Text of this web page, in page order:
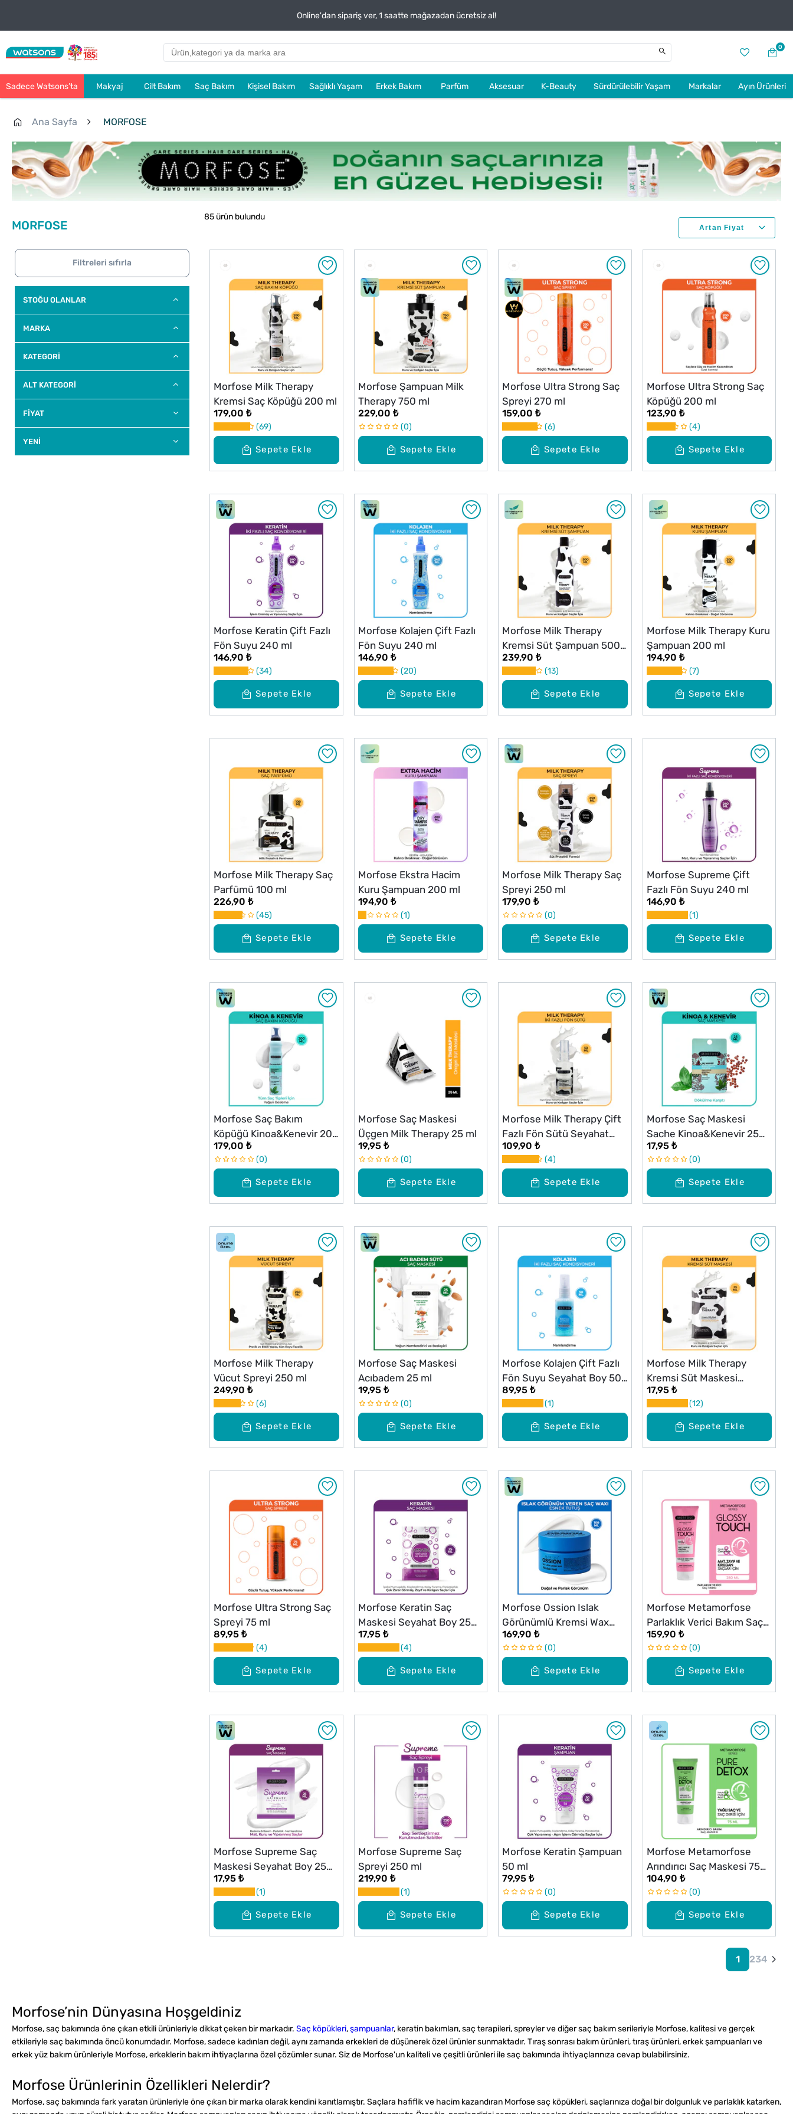
Online'dan sipariş ver, 1 saatte mağazadan ücretsiz al!
0
Sadece Watsons’ta Makyaj Cilt Bakım Saç Bakım Kişisel Bakım Sağlıklı Yaşam Erkek Bakım Parfüm Aksesuar K-Beauty Sürdürülebilir Yaşam Markalar Ayın Ürünleri
Ana Sayfa MORFOSE
MORFOSE
Filtreleri sıfırla
STOĞU OLANLAR
MARKA
KATEGORİ
ALT KATEGORI
FİYAT
YENI
85 ürün bulundu
Sepete Ekle
Morfose Milk Therapy
Kremsi Saç Köpüğü 200 ml
179,00 ₺
69
Sepete Ekle
Morfose Şampuan Milk
Therapy 750 ml
229,00 ₺
0
Sepete Ekle
Morfose Ultra Strong Saç
Spreyi 270 ml
159,00 ₺
6
Sepete Ekle
Morfose Ultra Strong Saç
Köpüğü 200 ml
123,90 ₺
4
Sepete Ekle
Morfose Keratin Çift Fazlı
Fön Suyu 240 ml
146,90 ₺
34
Sepete Ekle
Morfose Kolajen Çift Fazlı
Fön Suyu 240 ml
146,90 ₺
20
Sepete Ekle
Morfose Milk Therapy
Kremsi Süt Şampuan 500
ml
239,90 ₺
13
Sepete Ekle
Morfose Milk Therapy Kuru
Şampuan 200 ml
194,90 ₺
7
Sepete Ekle
Morfose Milk Therapy Saç
Parfümü 100 ml
226,90 ₺
45
Sepete Ekle
Morfose Ekstra Hacim
Kuru Şampuan 200 ml
194,90 ₺
1
Sepete Ekle
Morfose Milk Therapy Saç
Spreyi 250 ml
179,90 ₺
0
Sepete Ekle
Morfose Supreme Çift
Fazlı Fön Suyu 240 ml
146,90 ₺
1
Sepete Ekle
Morfose Saç Bakım
Köpüğü Kinoa&Kenevir 200
ml
179,00 ₺
0
Sepete Ekle
Morfose Saç Maskesi
Üçgen Milk Therapy 25 ml
19,95 ₺
0
Sepete Ekle
Morfose Milk Therapy Çift
Fazlı Fön Sütü Seyahat
Boy 50 ml
109,90 ₺
4
Sepete Ekle
Morfose Saç Maskesi
Sache Kinoa&Kenevir 25
ml
17,95 ₺
0
Sepete Ekle
Morfose Milk Therapy
Vücut Spreyi 250 ml
249,90 ₺
6
Sepete Ekle
Morfose Saç Maskesi
Acıbadem 25 ml
19,95 ₺
0
Sepete Ekle
Morfose Kolajen Çift Fazlı
Fön Suyu Seyahat Boy 50
ml
89,95 ₺
1
Sepete Ekle
Morfose Milk Therapy
Kremsi Süt Maskesi
Seyahat Boy 25 ml
17,95 ₺
12
Sepete Ekle
Morfose Ultra Strong Saç
Spreyi 75 ml
89,95 ₺
4
Sepete Ekle
Morfose Keratin Saç
Maskesi Seyahat Boy 25
ml
17,95 ₺
4
Sepete Ekle
Morfose Ossion Islak
Görünümlü Kremsi Wax
100 ml
169,90 ₺
0
Sepete Ekle
Morfose Metamorfose
Parlaklık Verici Bakım Saç
Kremi 250 ml
159,90 ₺
0
Sepete Ekle
Morfose Supreme Saç
Maskesi Seyahat Boy 25
ml
17,95 ₺
1
Sepete Ekle
Morfose Supreme Saç
Spreyi 250 ml
219,90 ₺
1
Sepete Ekle
Morfose Keratin Şampuan
50 ml
79,95 ₺
0
Sepete Ekle
Morfose Metamorfose
Arındırıcı Saç Maskesi 75
ml
104,90 ₺
0
1 234
Morfose’nin Dünyasına Hoşgeldiniz
Morfose, saç bakımında öne çıkan etkili ürünleriyle dikkat çeken bir markadır. Saç köpükleri,şampuanlar, keratin bakımları, saç terapileri, spreyler ve diğer saç bakım serileriyle Morfose, kalitesi ve gerçek
etkileriyle saç bakımında öncü konumdadır. Morfose, sadece kadınları değil, aynı zamanda erkekleri de düşünerek özel ürünler sunmaktadır. Tıraş sonrası bakım ürünleri, tıraş ürünleri, erkek şampuanları ve
erkek yüz bakım ürünleriyle Morfose, erkeklerin bakım ihtiyaçlarına özel çözümler sunar. Siz de Morfose'un kaliteli ve çeşitli ürünleri ile saç bakımında ihtiyaçlarınıza cevap bulabilirsiniz.
Morfose Ürünlerinin Özellikleri Nelerdir?
Morfose, saç bakımında fark yaratan ürünleriyle öne çıkan bir marka olarak kendini kanıtlamıştır. Saçlara hafiflik ve hacim kazandıran Morfose saç köpükleri, saçlarınıza doğal bir dolgunluk ve parlaklık katarken,